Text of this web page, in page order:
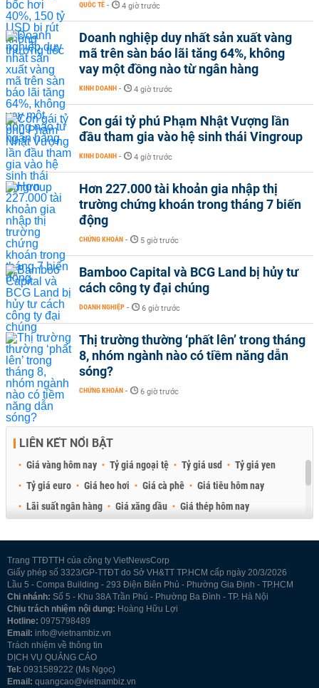
QUỐC TẾ - 4 giờ trước
Doanh nghiệp duy nhất sản xuất vàng
mã trên sàn báo lãi tăng 64%, không
vay một đồng nào từ ngân hàng
KINH DOANH - 4 giờ trước
Con gái tỷ phú Phạm Nhật Vượng lần
đầu tham gia vào hệ sinh thái Vingroup
KINH DOANH - 4 giờ trước
Hơn 227.000 tài khoản gia nhập thị
trường chứng khoán trong tháng 7 biến
động
CHỨNG KHOÁN - 5 giờ trước
Bamboo Capital và BCG Land bị hủy tư
cách công ty đại chúng
DOANH NGHIỆP - 6 giờ trước
Thị trường thường ‘phất lên’ trong tháng
8, nhóm ngành nào có tiềm năng dẫn
sóng?
CHỨNG KHOÁN - 6 giờ trước
LIÊN KẾT NỔI BẬT
Giá vàng hôm nay Tỷ giá ngoại tệ Tỷ giá usd
Tỷ giá yen
Tỷ giá euro
Giá heo hơi Giá cà phê
Giá tiêu hôm nay
Lãi suất ngân hàng
Giá xăng dầu
Giá thép hôm nay
Trang TTĐTTH của công ty VietNewsCorp
Giấy phép số 3323/GP-TTĐT do Sở VH&TT TP.HCM cấp ngày 20/3/2026
Lầu 5 - Compa Building - 293 Điện Biên Phủ - Phường Gia Định - TP.HCM
Chi nhánh: Số 5 - Khu 38A Trần Phú - Phường Ba Đình - TP. Hà Nội
Chịu trách nhiệm nội dung: Hoàng Hữu Lợi
Hotline: 0975798489
Email: info@vietnambiz.vn
Trách nhiệm về thông tin
DỊCH VỤ QUẢNG CÁO
Tel: 0931589222 (Ms Ngọc)
Email: quangcao@vietnambiz.vn